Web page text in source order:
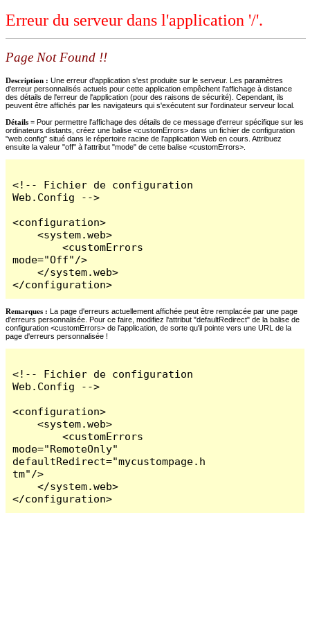
Erreur du serveur dans l'application '/'.
Page Not Found !!
Description : Une erreur d'application s'est produite sur le serveur. Les paramètres
d'erreur personnalisés actuels pour cette application empêchent l'affichage à distance
des détails de l'erreur de l'application (pour des raisons de sécurité). Cependant, ils
peuvent être affichés par les navigateurs qui s'exécutent sur l'ordinateur serveur local.
Détails = Pour permettre l'affichage des détails de ce message d'erreur spécifique sur les
ordinateurs distants, créez une balise <customErrors> dans un fichier de configuration
"web.config" situé dans le répertoire racine de l'application Web en cours. Attribuez
ensuite la valeur "off" à l'attribut "mode" de cette balise <customErrors>.
<!-- Fichier de configuration
Web.Config -->
<configuration>
    <system.web>
        <customErrors
mode="Off"/>
    </system.web>
</configuration>
Remarques : La page d'erreurs actuellement affichée peut être remplacée par une page
d'erreurs personnalisée. Pour ce faire, modifiez l'attribut "defaultRedirect" de la balise de
configuration <customErrors> de l'application, de sorte qu'il pointe vers une URL de la
page d'erreurs personnalisée !
<!-- Fichier de configuration
Web.Config -->
<configuration>
    <system.web>
        <customErrors
mode="RemoteOnly"
defaultRedirect="mycustompage.h
tm"/>
    </system.web>
</configuration>